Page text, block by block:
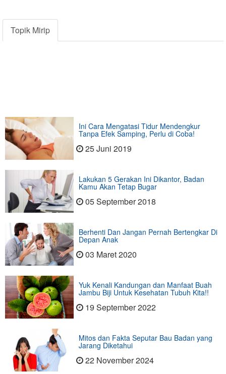
Topik Mirip
Ini Cara Mengatasi Tidur Mendengkur
Tanpa Efek Samping, Perlu di Coba!
25 Juni 2019
Lakukan 5 Gerakan Ini Dikantor, Badan
Kamu Akan Tetap Bugar
05 September 2018
Berhenti Dan Jangan Pernah Bertengkar Di
Depan Anak
03 Maret 2020
Yuk Kenali Kandungan dan Manfaat Buah
Jambu Biji Untuk Kesehatan Tubuh Kita!!
19 September 2022
Mitos dan Fakta Seputar Bau Badan yang
Jarang Diketahui
22 November 2024